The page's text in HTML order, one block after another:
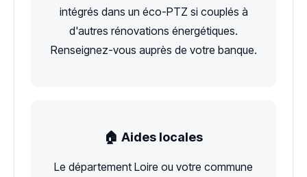
intégrés dans un éco-PTZ si couplés à
d'autres rénovations énergétiques.
Renseignez-vous auprès de votre banque.
🏠 Aides locales
Le département Loire ou votre commune